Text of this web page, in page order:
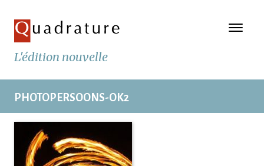
L'édition nouvelle
PHOTOPERSOONS-OK2